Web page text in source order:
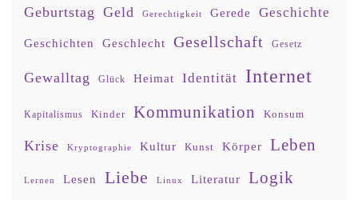
Geburtstag Geld Gerechtigkeit Gerede Geschichte
Geschichten Geschlecht Gesellschaft Gesetz
Gewalltag Glück Heimat Identität Internet
Kapitalismus Kinder Kommunikation Konsum
Krise Kryptographie Kultur Kunst Körper Leben
Lernen Lesen Liebe Linux Literatur Logik